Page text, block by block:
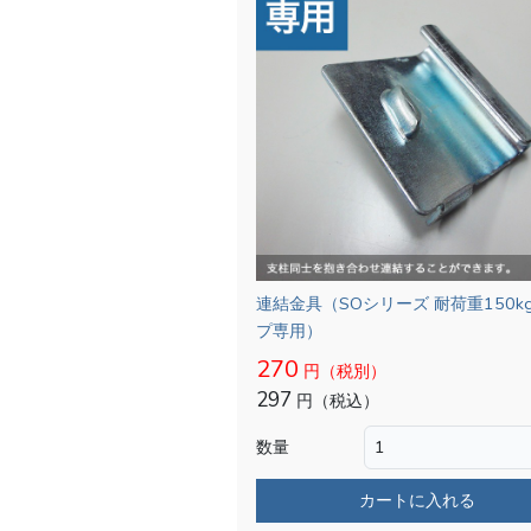
連結金具（SOシリーズ 耐荷重
プ専用）
270 円（税別）
297 円（税込）
数量
カートに入れる